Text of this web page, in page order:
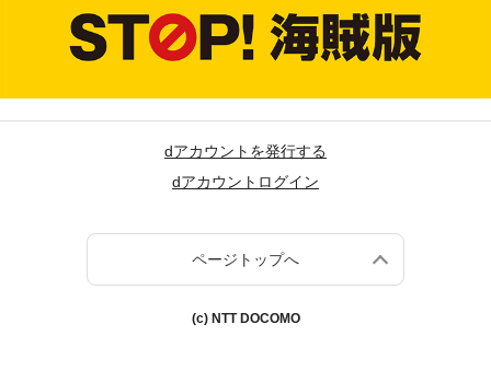
dアカウントを発行する
dアカウントログイン
ページトップへ
(c) NTT DOCOMO